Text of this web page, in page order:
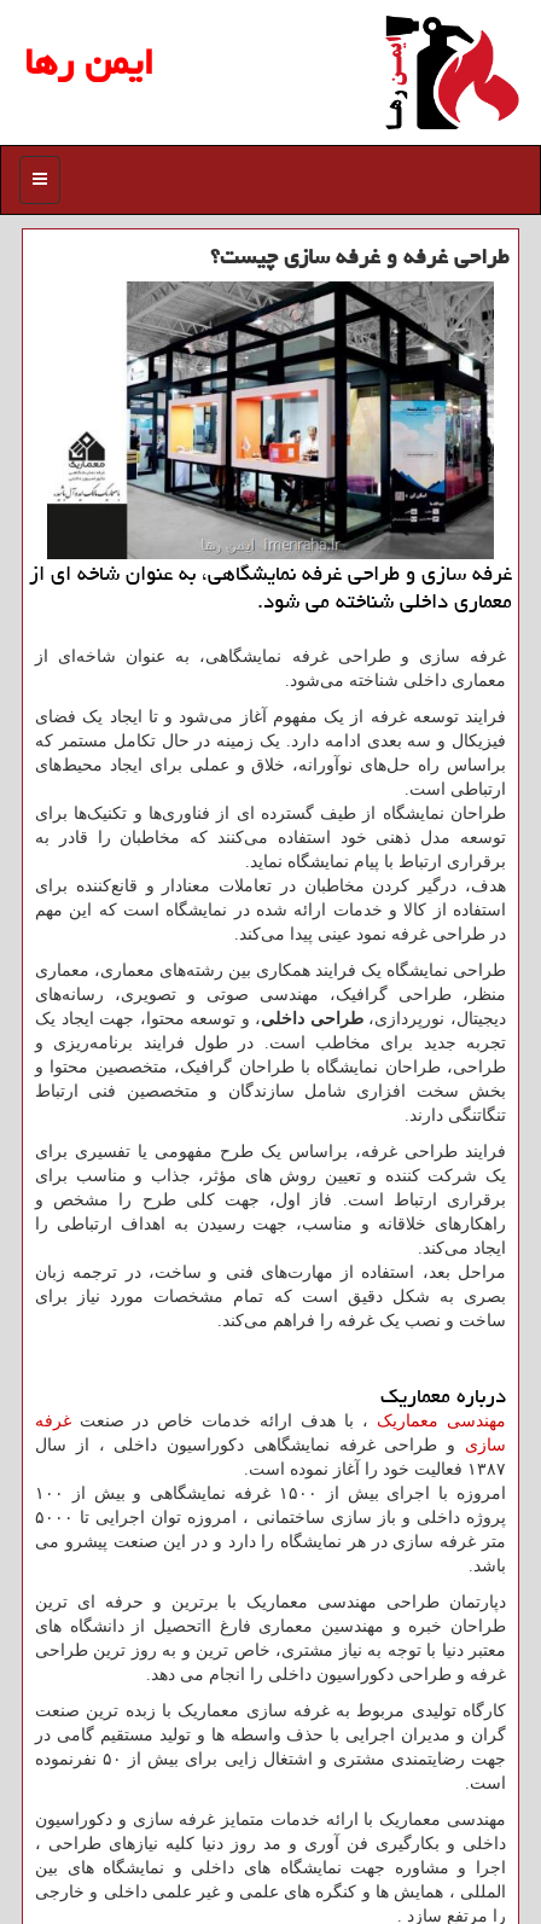
ایمن رها
منو
طراحی غرفه و غرفه سازی چیست؟
غرفه سازی و طراحی غرفه نمایشگاهی، به عنوان شاخه ای از
معماری داخلی شناخته می شود.
غرفه سازی و طراحی غرفه نمایشگاهی، به عنوان شاخه‌ای از
معماری داخلی شناخته می‌شود.
فرایند توسعه غرفه از یک مفهوم آغاز می‌شود و تا ایجاد یک فضای
فیزیکال و سه بعدی ادامه دارد. یک زمینه در حال تکامل مستمر که
براساس راه حل‌های نوآورانه، خلاق و عملی برای ایجاد محیط‌های
ارتباطی است.
طراحان نمایشگاه از طیف گسترده ای از فناوری‌ها و تکنیک‌ها برای
توسعه مدل ذهنی خود استفاده می‌کنند که مخاطبان را قادر به
برقراری ارتباط با پیام نمایشگاه نماید.
هدف، درگیر کردن مخاطبان در تعاملات معنادار و قانع‌کننده برای
استفاده از کالا و خدمات ارائه شده در نمایشگاه است که این مهم
در طراحی غرفه نمود عینی پیدا می‌کند.
طراحی نمایشگاه یک فرایند همکاری بین رشته‌های معماری، معماری
منظر، طراحی گرافیک، مهندسی صوتی و تصویری، رسانه‌های
دیجیتال، نورپردازی،طراحی داخلی، و توسعه محتوا، جهت ایجاد یک
تجربه جدید برای مخاطب است. در طول فرایند برنامه‌ریزی و
طراحی، طراحان نمایشگاه با طراحان گرافیک، متخصصین محتوا و
بخش سخت افزاری شامل سازندگان و متخصصین فنی ارتباط
تنگاتنگی دارند.
فرایند طراحی غرفه، براساس یک طرح مفهومی یا تفسیری برای
یک شرکت کننده و تعیین روش های مؤثر، جذاب و مناسب برای
برقراری ارتباط است. فاز اول، جهت کلی طرح را مشخص و
راهکارهای خلاقانه و مناسب، جهت رسیدن به اهداف ارتباطی را
ایجاد می‌کند.
مراحل بعد، استفاده از مهارت‌های فنی و ساخت، در ترجمه زبان
بصری به شکل دقیق است که تمام مشخصات مورد نیاز برای
ساخت و نصب یک غرفه را فراهم می‌کند.
درباره معماریک
مهندسی معماریک ، با هدف ارائه خدمات خاص در صنعت غرفه
سازی و طراحی غرفه نمایشگاهی دکوراسیون داخلی ، از سال
۱۳۸۷ فعالیت خود را آغاز نموده است.
امروزه با اجرای بیش از ۱۵۰۰ غرفه نمایشگاهی و بیش از ۱۰۰
پروژه داخلی و باز سازی ساختمانی ، امروزه توان اجرایی تا ۵۰۰۰
متر غرفه سازی در هر نمایشگاه را دارد و در این صنعت پیشرو می
باشد.
دپارتمان طراحی مهندسی معماریک با برترین و حرفه ای ترین
طراحان خبره و مهندسین معماری فارغ ااتحصیل از دانشگاه های
معتبر دنیا با توجه به نیاز مشتری، خاص ترین و به روز ترین طراحی
غرفه و طراحی دکوراسیون داخلی را انجام می دهد.
کارگاه تولیدی مربوط به غرفه سازی معماریک با زبده ترین صنعت
گران و مدیران اجرایی با حذف واسطه ها و تولید مستقیم گامی در
جهت رضایتمندی مشتری و اشتغال زایی برای بیش از ۵۰ نفرنموده
است.
مهندسی معماریک با ارائه خدمات متمایز غرفه سازی و دکوراسیون
داخلی و بکارگیری فن آوری و مد روز دنیا کلیه نیازهای طراحی ،
اجرا و مشاوره جهت نمایشگاه های داخلی و نمایشگاه های بین
المللی ، همایش ها و کنگره های علمی و غیر علمی داخلی و خارجی
را مرتفع سازد .